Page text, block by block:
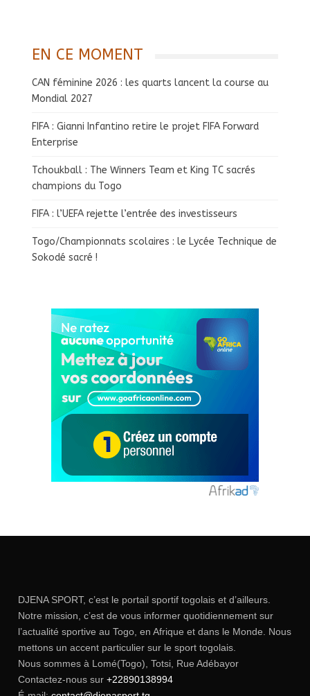
EN CE MOMENT
CAN féminine 2026 : les quarts lancent la course au
Mondial 2027
FIFA : Gianni Infantino retire le projet FIFA Forward
Enterprise
Tchoukball : The Winners Team et King TC sacrés
champions du Togo
FIFA : l’UEFA rejette l’entrée des investisseurs
Togo/Championnats scolaires : le Lycée Technique de
Sokodé sacré !
DJENA SPORT, c’est le portail sportif togolais et d’ailleurs.
Notre mission, c’est de vous informer quotidiennement sur
l’actualité sportive au Togo, en Afrique et dans le Monde. Nous
mettons un accent particulier sur le sport togolais.
Nous sommes à Lomé(Togo), Totsi, Rue Adébayor
Contactez-nous sur +22890138994